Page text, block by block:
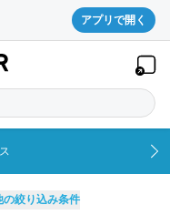
アプリで開く
の絞り込み条件